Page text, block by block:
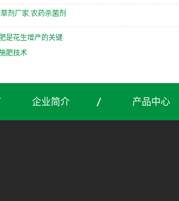
草剂厂家,农药杀菌剂
是花生增产的关键
肥技术
企业简介 产品中心